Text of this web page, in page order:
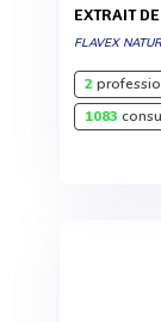
EXTRAIT
FLAVEX
2
1083